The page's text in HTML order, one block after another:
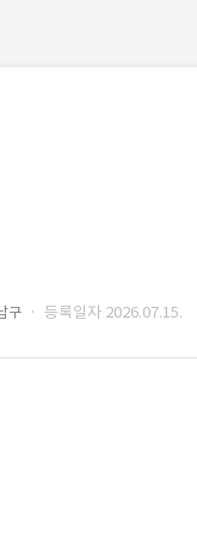
력 무관 MyBatis · 경력
구 · 등록일자 2026.07.15.